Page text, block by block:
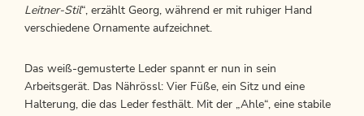
Leitner-Stil“, erzählt Georg, während er mit ruhiger Hand
verschiedene Ornamente aufzeichnet.
Das weiß-gemusterte Leder spannt er nun in sein
Arbeitsgerät. Das Nährössl: Vier Füße, ein Sitz und eine
Halterung, die das Leder festhält. Mit der „Ahle“, eine stabile